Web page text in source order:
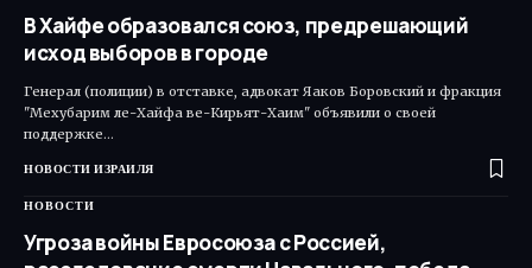
В Хайфе образовался союз, предрешающий
исход выборов в городе
Генерал (полиции) в отставке, адвокат Яаков Боровский и фракция
"Мехубарим ле-Хайфа ве-Кирьят-Хаим" объявили о своей
поддержке…
НОВОСТИ ИЗРАИЛЯ
НОВОСТИ
Угроза войны Евросоюза с Россией,